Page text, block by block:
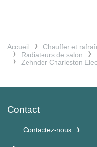
Accueil Chauffer et
Radiateurs de salon
Zehnder Charleston
Contact
Contactez-nous